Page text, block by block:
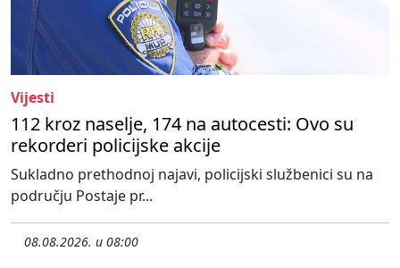
Vijesti
112 kroz naselje, 174 na autocesti: Ovo su
rekorderi policijske akcije
Sukladno prethodnoj najavi, policijski službenici su na
području Postaje pr...
08.08.2026. u 08:00